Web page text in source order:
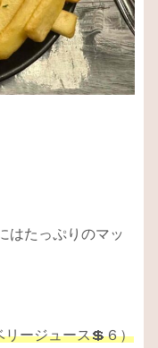
はたっぷりのマッ
ージュース💲６）